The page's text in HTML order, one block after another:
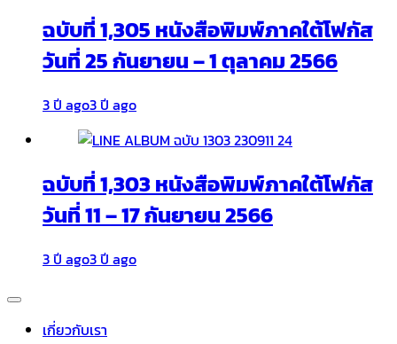
ฉบับที่ 1,305 หนังสือพิมพ์ภาคใต้โฟกัส
วันที่ 25 กันยายน – 1 ตุลาคม 2566
3 ปี ago3 ปี ago
ฉบับที่ 1,303 หนังสือพิมพ์ภาคใต้โฟกัส
วันที่ 11 – 17 กันยายน 2566
3 ปี ago3 ปี ago
เกี่ยวกับเรา